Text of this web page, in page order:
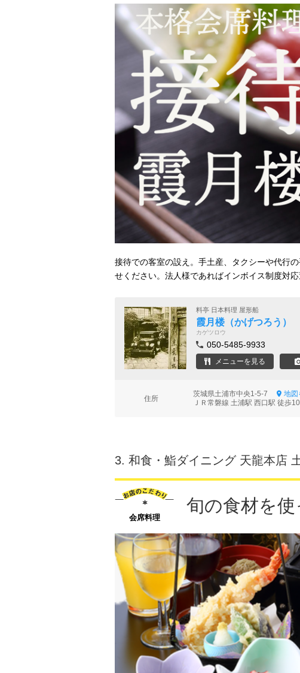
接待での客室の設え。手土産、タクシーや代行
せください。法人様であればインボイス制度対
料亭 日本料理 屋形船
霞月楼（かげつろう）
カゲツロウ
050-5485-9933
メニューを見る
住所
茨城県土浦市中央1-5-7
地図
ＪＲ常磐線 土浦駅 西口駅 徒歩
3. 和食・鮨ダイニング 天龍本店
会席料理
旬の食材を